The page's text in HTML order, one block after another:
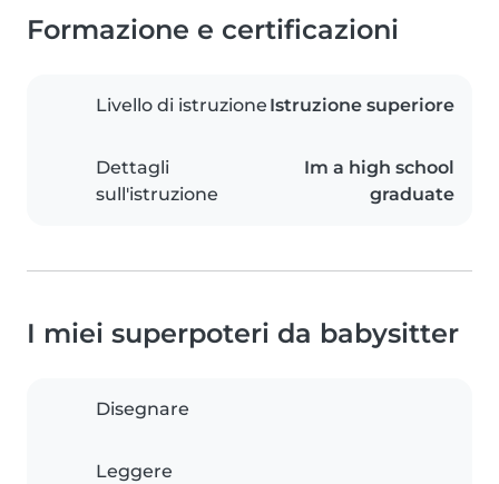
Formazione e certificazioni
Livello di istruzione Istruzione superiore
Dettagli
sull'istruzione
Im a high school
graduate
I miei superpoteri da babysitter
Disegnare
Leggere